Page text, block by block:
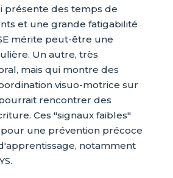
présente des temps de
et une grande fatigabilité
mérite peut-être une
Un autre, très
mais qui montre des
visuo-motrice sur
pourrait rencontrer des
Ces "signaux faibles"
une prévention précoce
notamment